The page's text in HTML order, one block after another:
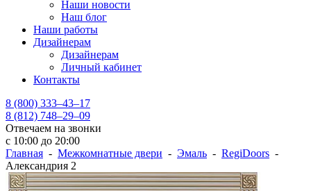
Наши новости
Наш блог
Наши работы
Дизайнерам
Дизайнерам
Личный кабинет
Контакты
8 (800) 333–43–17
8 (812) 748–29–09
Отвечаем на звонки
с 10:00 до 20:00
Главная - Межкомнатные двери - Эмаль - RegiDoors -
Александрия 2